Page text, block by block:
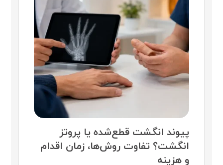
پیوند انگشت قطع‌شده یا پروتز
انگشت؟ تفاوت روش‌ها، زمان اقدام
و هزینه